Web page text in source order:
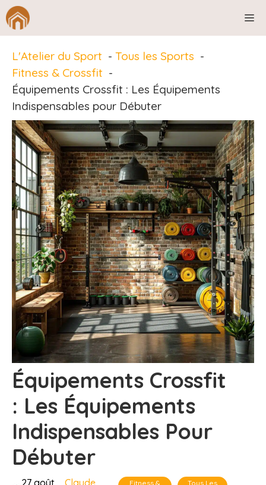
Aller
au
L'Atelier du Sport
Tous les Sports
Fitness & Crossfit
Équipements Crossfit : Les Équipements
Indispensables pour Débuter
Équipements Crossfit
: Les Équipements
Indispensables Pour
Débuter
27 août
Claude
Fitness &
Tous Les